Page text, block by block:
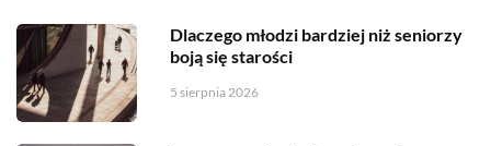
Dlaczego młodzi bardziej niż seniorzy
boją się starości
5 sierpnia 2026